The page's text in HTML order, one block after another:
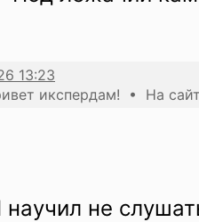
икспердам! • На
не